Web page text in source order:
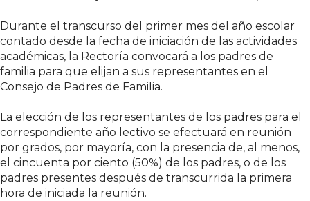
Durante el transcurso del primer mes del año escolar
contado desde la fecha de iniciación de las actividades
académicas, la Rectoría convocará a los padres de
familia para que elijan a sus representantes en el
Consejo de Padres de Familia.
La elección de los representantes de los padres para el
correspondiente año lectivo se efectuará en reunión
por grados, por mayoría, con la presencia de, al menos,
el cincuenta por ciento (50%) de los padres, o de los
padres presentes después de transcurrida la primera
hora de iniciada la reunión.